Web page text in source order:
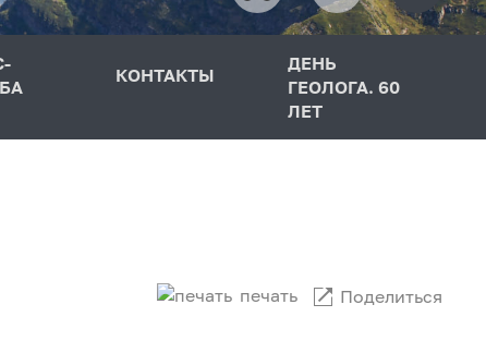
КОНТАКТЫ
ДЕНЬ
ГЕОЛОГА. 60
ЛЕТ
печать Поделиться